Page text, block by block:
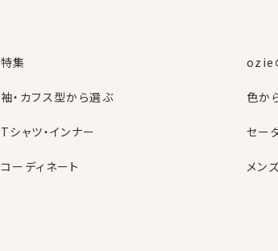
特集 ozie
袖・カフス型から選ぶ 色か
Tシャツ・インナー セー
コーディネート
メン